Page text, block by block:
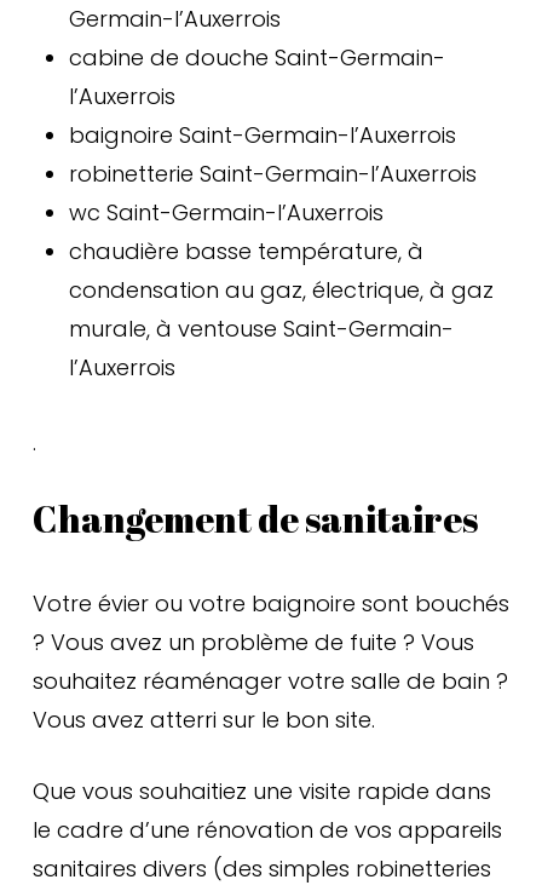
par téléphone, le plombier doit déjà être
en mesure de donner une estimation du
tarif de son intervention et de déterminer
la cause de votre problème, ainsi que le
temps nécessaire pour effectuer la
réparation : il faut pour cela que vous
soyez précis dans votre demande. Enfin,
en faisant une petite recherche
préalable, vous ne courrez plus le risque
d’agir dans l’urgence et de faire le
votre voisinage. Vous pourrez ainsi
appel à un de ceux-là dès qu’un
problème se présente. C’est pourquoi
nous vous conseillons vivement de
contacter plusieurs prestataires actifs à
sous le coude en cas de besoin.
Germain-l’Auxerrois
cabine de douche Saint-Germain-
l’Auxerrois
baignoire Saint-Germain-l’Auxerrois
robinetterie Saint-Germain-l’Auxerrois
wc Saint-Germain-l’Auxerrois
chaudière basse température, à
condensation au gaz, électrique, à gaz
murale, à ventouse Saint-Germain-
l’Auxerrois
.
Changement de sanitaires
Votre évier ou votre baignoire sont bouchés
? Vous avez un problème de fuite ? Vous
souhaitez réaménager votre salle de bain ?
Vous avez atterri sur le bon site.
Que vous souhaitiez une visite rapide dans
le cadre d’une rénovation de vos appareils
sanitaires divers (des simples robinetteries